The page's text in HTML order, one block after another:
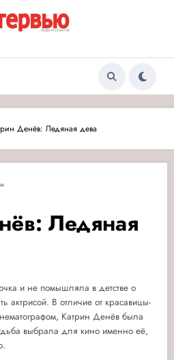
«Интервью:
Люди и события»
Денёв: Ледяная дева
Ледяная
и не помышляла в детстве о
актрисой. В отличие от красавицы-
Катрин Денёв была
выбрала для кино именно её,